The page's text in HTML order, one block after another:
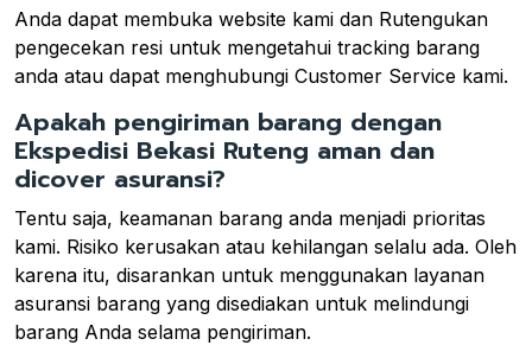
Anda dapat membuka website kami dan Rutengukan
pengecekan resi untuk mengetahui tracking barang
anda atau dapat menghubungi Customer Service kami.
Apakah pengiriman barang dengan
Ekspedisi Bekasi Ruteng aman dan
dicover asuransi?
Tentu saja, keamanan barang anda menjadi prioritas
kami. Risiko kerusakan atau kehilangan selalu ada. Oleh
karena itu, disarankan untuk menggunakan layanan
asuransi barang yang disediakan untuk melindungi
barang Anda selama pengiriman.